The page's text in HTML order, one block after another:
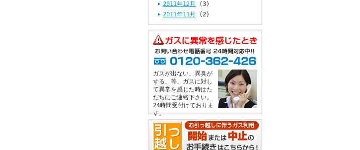
2011年12月
(3)
2011年11月
(2)
ガスが出ない、異臭が
する、等、ガスに対し
て異常を感じた時はた
だちにご連絡下さい。
24時間受付けておりま
す。